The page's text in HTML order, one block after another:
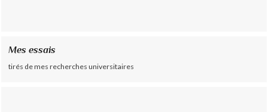
Mes essais
tirés de mes recherches universitaires